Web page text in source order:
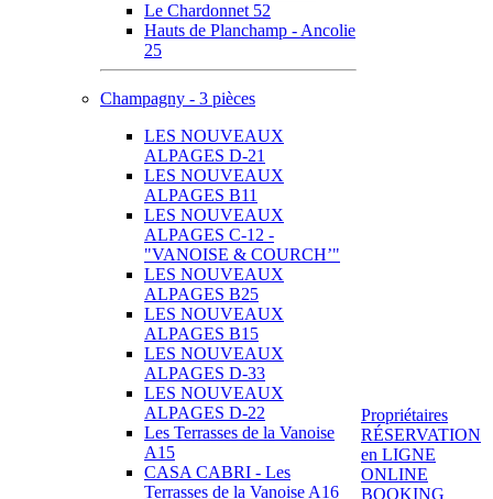
Le Chardonnet 52
Hauts de Planchamp - Ancolie
25
Champagny - 3 pièces
LES NOUVEAUX
ALPAGES D-21
LES NOUVEAUX
ALPAGES B11
LES NOUVEAUX
ALPAGES C-12 -
"VANOISE & COURCH’"
LES NOUVEAUX
ALPAGES B25
LES NOUVEAUX
ALPAGES B15
LES NOUVEAUX
ALPAGES D-33
LES NOUVEAUX
ALPAGES D-22
Les Terrasses de la Vanoise
A15
CASA CABRI - Les
Terrasses de la Vanoise A16
Propriétaires
RÉSERVATION
en LIGNE
ONLINE
BOOKING